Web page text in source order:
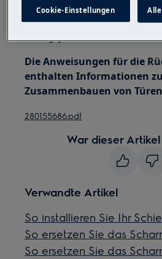
eine nicht professionelle
haben kann, wenn sie nicht
durchgeführt wird
Die Anweisungen für die
enthalten Informationen
Zusammenbauen von
280155686.pdf
War dieser Artikel
Verwandte Artikel
So installieren Sie Ihr
So ersetzen Sie das
So ersetzen Sie das
Cookie-Einstellungen